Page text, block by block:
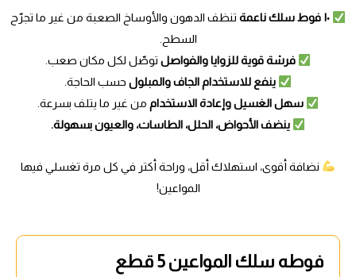
١٠ فوط سلك ناعمة
تنظف الدهون والأوساخ الصعبة من غير ما تجرّح
السطح.
فرشة قوية للزوايا والفواصل توصّل لكل مكان صعب.
ينفع للاستخدام الجاف والمبلولحسب الحاجة.
سهل الغسيل وإعادة الاستخدام من غير ما يتلف بسرعة.
ينضف الأحواض، الحلل، الطاسات، والعيون بسهولة.
نضافة أقوى، استهلاك أقل، وراحة أكتر في كل مرة تغسلي فيها
المواعين!
فوطه سلك المواعين 5 قطع